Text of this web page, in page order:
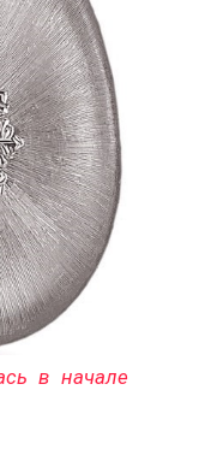
в начале